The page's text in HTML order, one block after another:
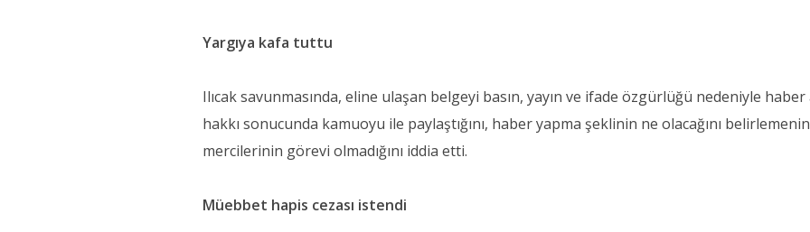
Yargıya kafa tuttu
Ilıcak savunmasında, eline ulaşan belgeyi basın, yayın ve ifade özgürlüğü nedeniyle haber
hakkı sonucunda kamuoyu ile paylaştığını, haber yapma şeklinin ne olacağını
mercilerinin görevi olmadığını iddia etti.
Müebbet hapis cezası istendi